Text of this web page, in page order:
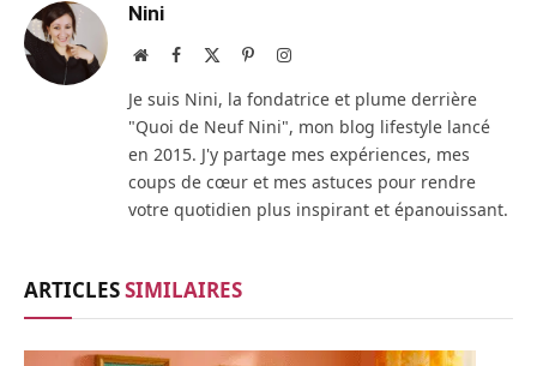
Nini
Site Facebook PinterestInstagram
Je suis Nini, la fondatrice et plume derrière
"Quoi de Neuf Nini", mon blog lifestyle lancé
en 2015. J'y partage mes expériences, mes
coups de cœur et mes astuces pour rendre
votre quotidien plus inspirant et épanouissant.
ARTICLESSIMILAIRES